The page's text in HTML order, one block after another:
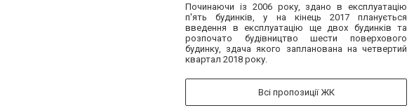
Починаючи із 2006 року, здано в експлуатацію
п'ять будинків, у на кінець 2017 планується
введення в експлуатацію ще двох будинків та
розпочато будівництво шести поверхового
будинку, здача якого запланована на четвертий
квартал 2018 року.
Всі пропозиції ЖК